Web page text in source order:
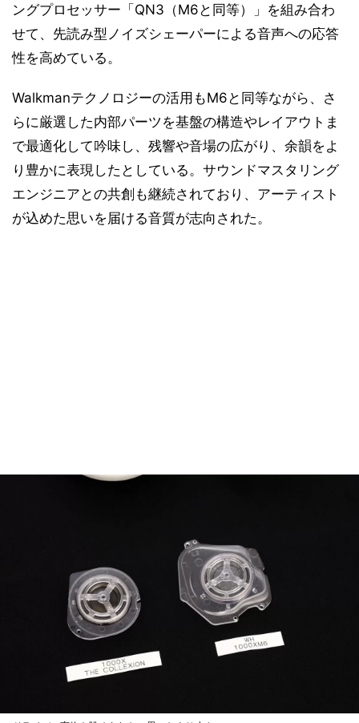
ングプロセッサー「QN3（M6と同等）」を組み合わ
せて、先読み型ノイズシェーパーによる音声への応答
性を高めている。
Walkmanテクノロジーの活用もM6と同等ながら、さ
らに厳選した内部パーツを基盤の構造やレイアウトま
で最適化して吟味し、残響や音場の広がり、余韻をよ
り豊かに表現したとしている。サウンドマスタリング
エンジニアとの共創も継続されており、アーティスト
が込めた思いを届ける音質が志向された。